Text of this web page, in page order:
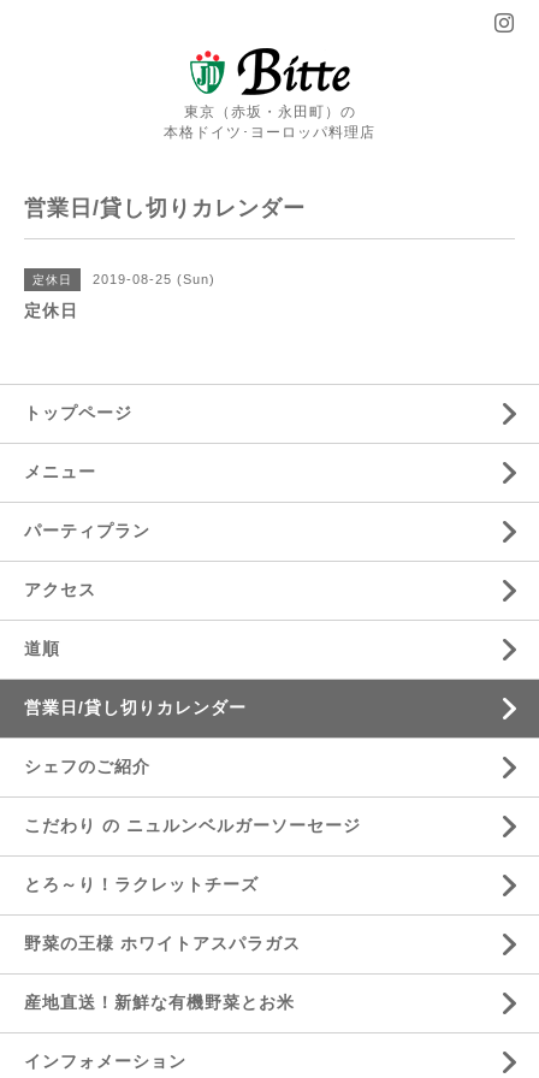
東京（赤坂・永田町）の
本格ドイツ･ヨーロッパ料理店
営業日/貸し切りカレンダー
定休日 2019-08-25 (Sun)
定休日
トップページ
メニュー
パーティプラン
アクセス
道順
営業日/貸し切りカレンダー
シェフのご紹介
こだわり の ニュルンベルガーソーセージ
とろ～り！ラクレットチーズ
野菜の王様 ホワイトアスパラガス
産地直送！新鮮な有機野菜とお米
インフォメーション